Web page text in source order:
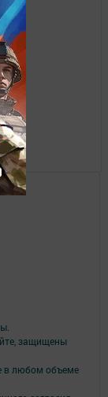
защищены
в любом объеме